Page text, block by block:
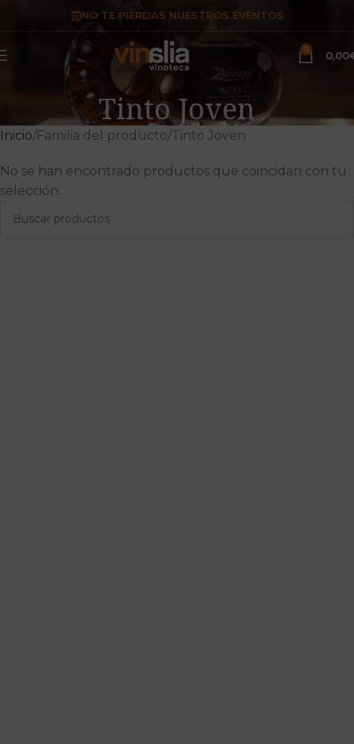
NO TE PIERDAS NUESTROS EVENTOS
0 0,00
Tinto Joven
Inicio Familia del producto Tinto Joven
No se han encontrado productos que coincidan con tu
selección.